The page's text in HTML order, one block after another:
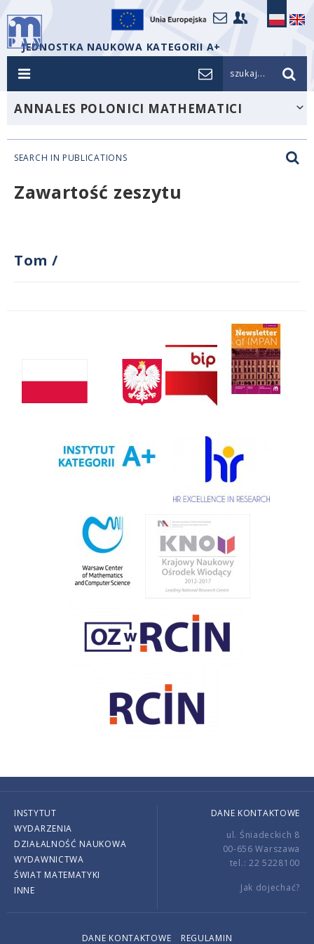
JEDNOSTKA NAUKOWA KATEGORII A+
szukaj...
ANNALES POLONICI MATHEMATICI
SEARCH IN PUBLICATIONS
Zawartość zeszytu
Tom /
INSTYTUT
WYDARZENIA
DZIAŁALNOŚĆ NAUKOWA
WYDAWNICTWA
ŚWIAT MATEMATYKI
INNE
DANE KONTAKTOWE
ul. Śniadeckich 8
00-656 Warszawa
tel.: 22 5228100
Jak dojechać?
DANE KONTAKTOWE REGULAMIN